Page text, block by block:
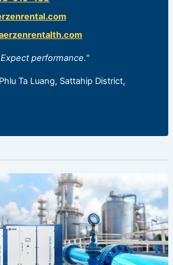
performance."
Ta Luang, Sattahip District,